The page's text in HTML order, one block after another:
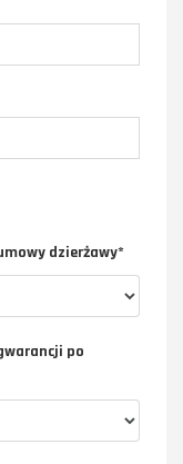
dzierżawy*
po